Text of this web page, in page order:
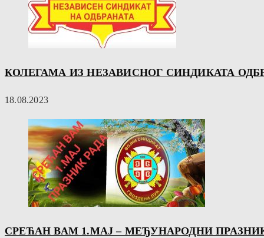
КОЛЕГАМА ИЗ НЕЗАВИСНОГ СИНДИКАТА
18.08.2023
СРЕЋАН ВАМ 1.МАЈ – МЕЂУНАРОДНИ